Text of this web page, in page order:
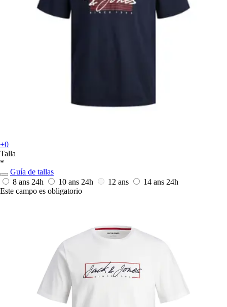
+0
Talla
*
Guía de tallas
8 ans 24h 10 ans 24h 12 ans 14 ans 24h
Este campo es obligatorio